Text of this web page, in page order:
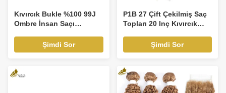
Kıvırcık Bukle %100 99J
Ombre İnsan Saçı
İnsan Saçı Demetleri
Örgüsü ve Kapatıcı
Şimdi Sor
P1B 27 Çift Çekilmiş Saç
Topları 20 Inç Kıvırcık
Şimdi Sor